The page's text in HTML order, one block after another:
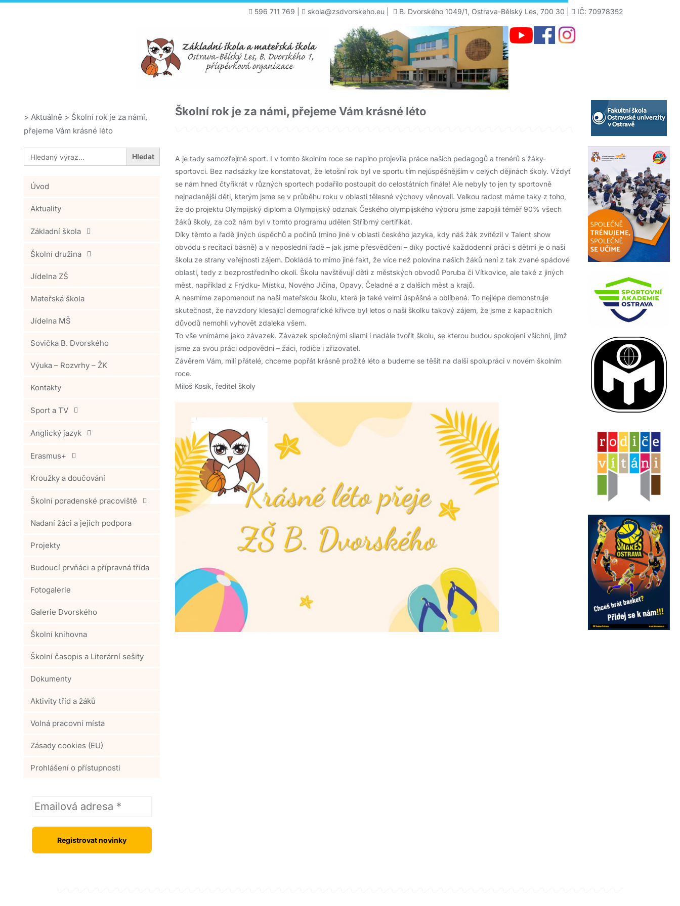
596 711 769 skola@zsdvorskeho.eu B. Dvorského 1049/1, Ostrava-Bělský Les, 700 30 | IČ: 70978352
> Aktuálně > Školní rok je za námi,
přejeme Vám krásné léto
Search
for:
Úvod
Aktuality
Základní škola
Školní družina
Jídelna ZŠ
Mateřská škola
Jídelna MŠ
Sovička B. Dvorského
Výuka – Rozvrhy – ŽK
Kontakty
Sport a TV
Anglický jazyk
Erasmus+
Kroužky a doučování
Školní poradenské pracoviště
Nadaní žáci a jejich podpora
Projekty
Budoucí prvňáci a přípravná třída
Fotogalerie
Galerie Dvorského
Školní knihovna
Školní časopis a Literární sešity
Dokumenty
Aktivity tříd a žáků
Volná pracovní místa
Zásady cookies (EU)
Prohlášení o přístupnosti
Školní rok je za námi, přejeme Vám krásné léto
A je tady samozřejmě sport. I v tomto školním roce se naplno projevila práce našich pedagogů a trenérů s žáky-
sportovci. Bez nadsázky lze konstatovat, že letošní rok byl ve sportu tím nejúspěšnějším v celých dějinách školy. Vždyť
se nám hned čtyřikrát v různých sportech podařilo postoupit do celostátních finále! Ale nebyly to jen ty sportovně
nejnadanější děti, kterým jsme se v průběhu roku v oblasti tělesné výchovy věnovali. Velkou radost máme taky z toho,
že do projektu Olympijský diplom a Olympijský odznak Českého olympijského výboru jsme zapojili téměř 90% všech
žáků školy, za což nám byl v tomto programu udělen Stříbrný certifikát.
Díky těmto a řadě jiných úspěchů a počinů (mino jiné v oblasti českého jazyka, kdy náš žák zvítězil v Talent show
obvodu s recitací básně) a v neposlední řadě – jak jsme přesvědčeni – díky poctivé každodenní práci s dětmi je o naši
školu ze strany veřejnosti zájem. Dokládá to mimo jiné fakt, že více než polovina našich žáků není z tak zvané spádové
oblasti, tedy z bezprostředního okolí. Školu navštěvují děti z městských obvodů Poruba či Vítkovice, ale také z jiných
měst, například z Frýdku- Místku, Nového Jičína, Opavy, Čeladné a z dalších měst a krajů.
A nesmíme zapomenout na naši mateřskou školu, která je také velmi úspěšná a oblíbená. To nejlépe demonstruje
skutečnost, že navzdory klesající demografické křivce byl letos o naši školku takový zájem, že jsme z kapacitních
důvodů nemohli vyhovět zdaleka všem.
To vše vnímáme jako závazek. Závazek společnými silami i nadále tvořit školu, se kterou budou spokojeni všichni, jimž
jsme za svou práci odpovědni – žáci, rodiče i zřizovatel.
Závěrem Vám, milí přátelé, chceme popřát krásně prožité léto a budeme se těšit na další spolupráci v novém školním
roce.
Miloš Kosík, ředitel školy